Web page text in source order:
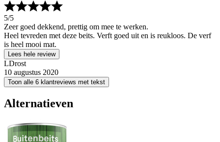
5/5
Zeer goed dekkend, prettig om mee te werken.
Heel tevreden met deze beits. Verft goed uit en is reukloos. De verf
is heel mooi mat.
Lees hele review
LDrost
10 augustus 2020
Toon alle 6 klantreviews met tekst
Alternatieven